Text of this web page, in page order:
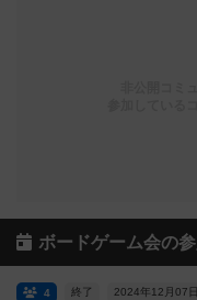
ボードゲーム会の
終了 2024年12月07日
4